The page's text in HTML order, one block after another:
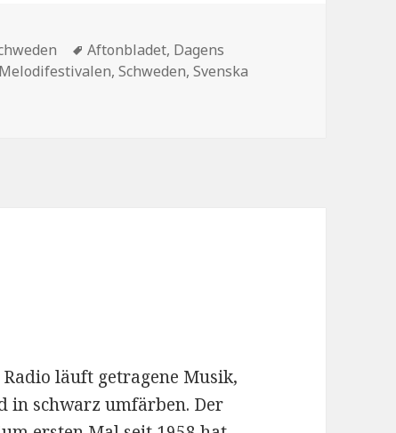
Schlagwörter
Aftonbladet, Dagens
Melodifestivalen,Schweden,Svenska
2 Stunden
läuft getragene Musik,
in schwarz umfärben. Der